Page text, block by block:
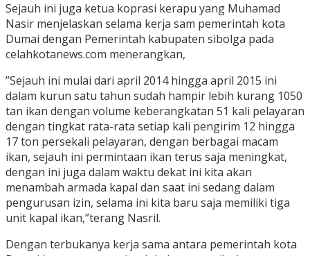
Sejauh ini juga ketua koprasi kerapu yang Muhamad
Nasir menjelaskan selama kerja sam pemerintah kota
Dumai dengan Pemerintah kabupaten sibolga pada
celahkotanews.com menerangkan,
”Sejauh ini mulai dari april 2014 hingga april 2015 ini
dalam kurun satu tahun sudah hampir lebih kurang 1050
tan ikan dengan volume keberangkatan 51 kali pelayaran
dengan tingkat rata-rata setiap kali pengirim 12 hingga
17 ton persekali pelayaran, dengan berbagai macam
ikan, sejauh ini permintaan ikan terus saja meningkat,
dengan ini juga dalam waktu dekat ini kita akan
menambah armada kapal dan saat ini sedang dalam
pengurusan izin, selama ini kita baru saja memiliki tiga
unit kapal ikan,”terang Nasril.
Dengan terbukanya kerja sama antara pemerintah kota